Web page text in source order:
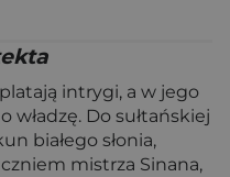
intrygi, a w jego
władzę. Do sułtańskiej
białego słonia,
mistrza Sinana,